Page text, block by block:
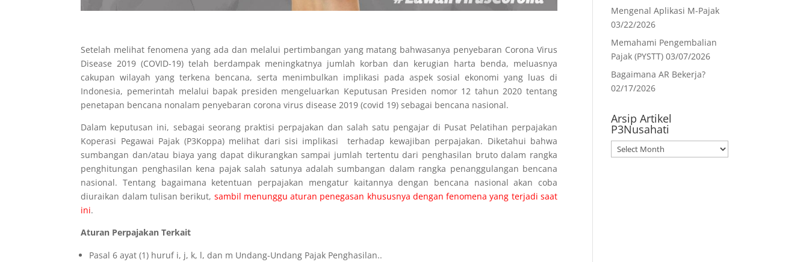
Setelah melihat fenomena yang ada dan melalui pertimbangan yang matang bahwasanya penyebaran Corona Virus
Disease 2019 (COVID-19) telah berdampak meningkatnya jumlah korban dan kerugian harta benda, meluasnya
cakupan wilayah yang terkena bencana, serta menimbulkan implikasi pada aspek sosial ekonomi yang luas di
Indonesia, pemerintah melalui bapak presiden mengeluarkan Keputusan Presiden nomor 12 tahun 2020 tentang
penetapan bencana nonalam penyebaran corona virus disease 2019 (covid 19) sebagai bencana nasional.
Dalam keputusan ini, sebagai seorang praktisi perpajakan dan salah satu pengajar di Pusat Pelatihan perpajakan
Koperasi Pegawai Pajak (P3Koppa) melihat dari sisi implikasi terhadap kewajiban perpajakan. Diketahui bahwa
sumbangan dan/atau biaya yang dapat dikurangkan sampai jumlah tertentu dari penghasilan bruto dalam rangka
penghitungan penghasilan kena pajak salah satunya adalah sumbangan dalam rangka penanggulangan bencana
nasional. Tentang bagaimana ketentuan perpajakan mengatur kaitannya dengan bencana nasional akan coba
diuraikan dalam tulisan berikut, sambil menunggu aturan penegasan khususnya dengan fenomena yang terjadi saat
ini.
Aturan Perpajakan Terkait
Pasal 6 ayat (1) huruf i, j, k, l, dan m Undang-Undang Pajak Penghasilan..
Mengenal Aplikasi M-Pajak
03/22/2026
Memahami Pengembalian
Pajak (PYSTT) 03/07/2026
Bagaimana AR Bekerja?
02/17/2026
Arsip Artikel
P3Nusahati
Arsip
Artikel